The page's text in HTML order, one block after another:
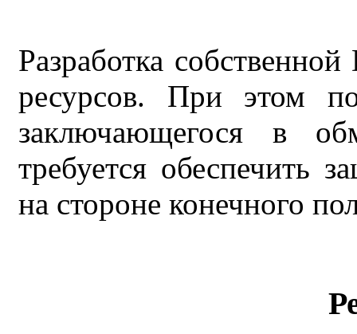
Разработка
ресурсов. При этом
заключающегося в
требуется обеспечить
на стороне конечного